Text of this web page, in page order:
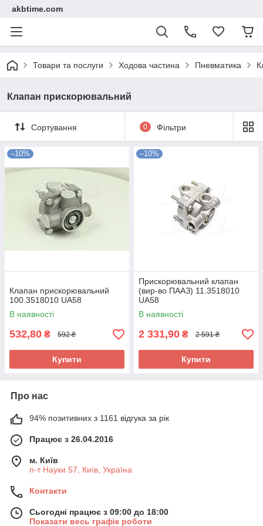
akbtime.com
Товари та послуги Ходова частина Пневматика
Клапан прискорювальний
Сортування 0 Фільтри
–10%
Клапан прискорювальний
100.3518010 UA58
В наявності
532,80 ₴ 592 ₴
Купити
–10%
Прискорювальний клапан
(вир-во ПААЗ) 11.3518010
UA58
В наявності
2 331,90 ₴ 2 591 ₴
Купити
Про нас
94% позитивних з 1161 відгука за рік
Працює з 26.04.2016
м. Київ
п-т Науки 57, Київ, Україна
Контакти
Сьогодні працює з 09:00 до 18:00
Показати весь графік роботи